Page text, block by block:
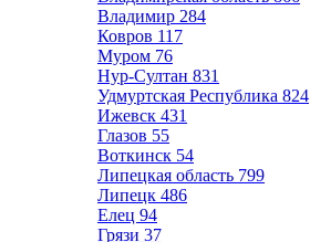
Владимир 284
Ковров 117
Муром 76
Нур-Султан 831
Удмуртская Республика 824
Ижевск 431
Глазов 55
Воткинск 54
Липецкая область 799
Липецк 486
Елец 94
Грязи 37